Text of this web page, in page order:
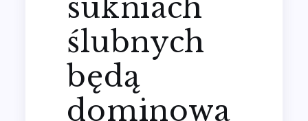
sukniach
ślubnych
będą
dominowa